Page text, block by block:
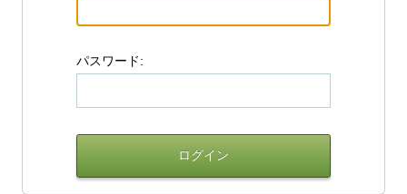
パスワード: